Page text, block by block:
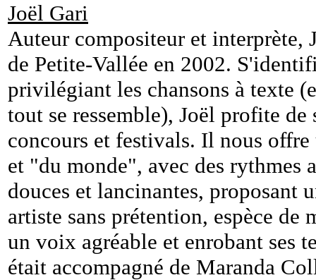
Joël Gari
Auteur compositeur et interprète,
de Petite-Vallée en 2002.
privilégiant les chansons à texte
tout se ressemble), Joël profite
concours et festivals. Il nous
et "du monde", avec des rythmes
douces et lancinantes, proposant
artiste sans prétention, espèce de
un voix agréable et enrobant ses
était accompagné de Maranda